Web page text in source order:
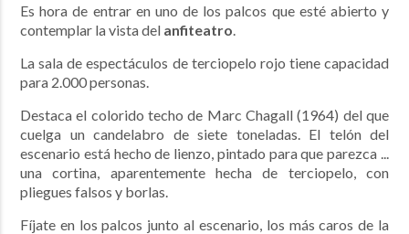
Es hora de entrar en uno de los palcos que esté abierto y
contemplar la vista del anfiteatro.
La sala de espectáculos de terciopelo rojo tiene capacidad
para 2.000 personas.
Destaca el colorido techo de Marc Chagall (1964) del que
cuelga un candelabro de siete toneladas. El telón del
escenario está hecho de lienzo, pintado para que parezca ...
una cortina, aparentemente hecha de terciopelo, con
pliegues falsos y borlas.
Fíjate en los palcos junto al escenario, los más caros de la